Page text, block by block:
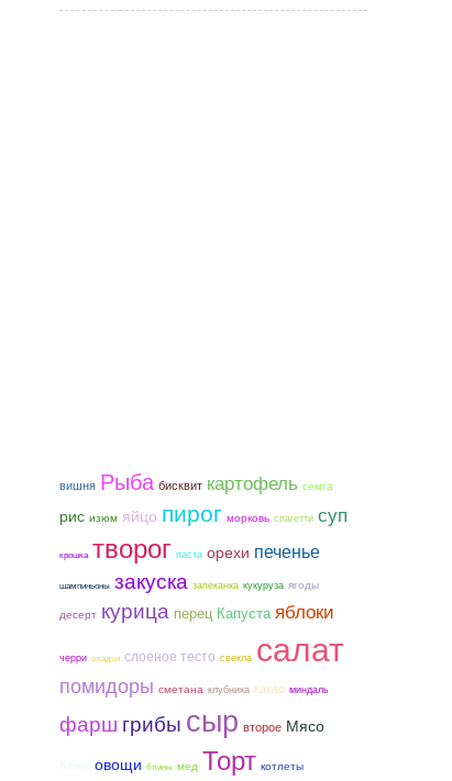
вишня Рыба бисквит картофель семга
рис изюм яйцо пирог морковь спагетти суп
крошка творог паста орехи печенье
шампиньоны закуска запеканка кукуруза ягоды
десерт курица перец Капуста яблоки
черри оладьи слоеное тесто свекла салат
помидоры сметана клубника какао миндаль
фарш грибы сыр второе Мясо
овощи блины мед Торт котлеты